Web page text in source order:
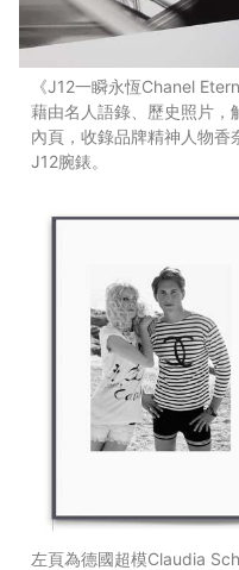
《J12一瞬永恆Chanel
藉由名人語錄、歷史照片，
內頁，收錄品牌精神人物香
J12腕錶。
左頁為德國超模Claudia